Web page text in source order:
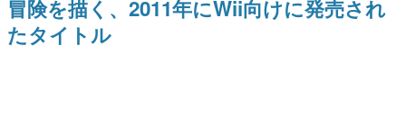
日本モバイルゲーム産業史
日本のモバイルゲーム史における主要なトピック・タイト
ルを網羅するほか、開発者へのインタビューや識者による
冒険を描く、2011年にWii向けに発売され
たタイトル